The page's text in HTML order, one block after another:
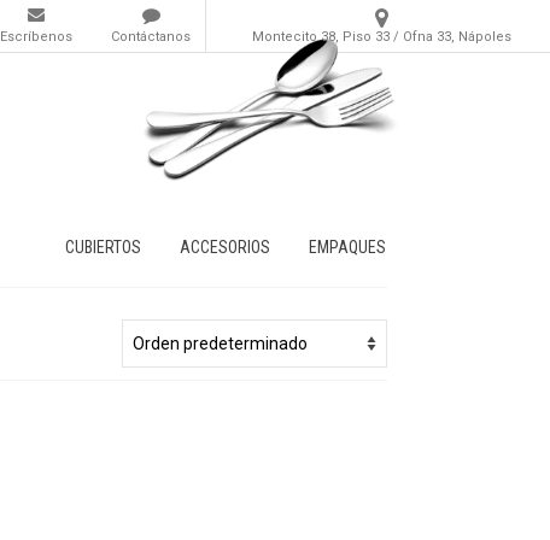
Montecito 38, Piso 33 / Ofna 33, Nápoles
Contáctanos
Escríbenos
CUBIERTOS ACCESORIOS EMPAQUES